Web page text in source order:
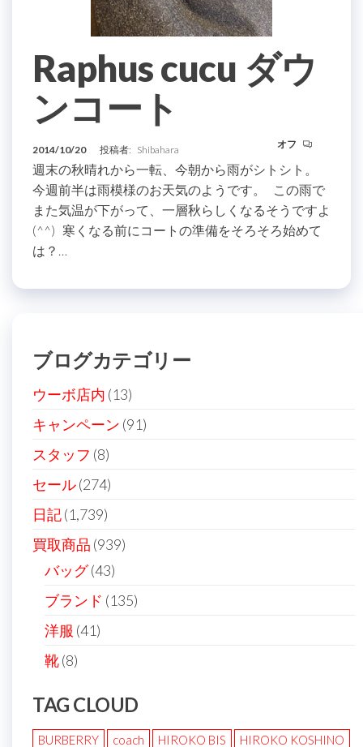
Raphus cucu ダウ
ンコート
2014/10/20 投稿者: Shibahara オフ
週末の秋晴れから一転、今朝から雨がシトシト。
今週前半は雨模様のお天気のようです。 この雨で
また気温が下がって、一層秋らしくなるそうですよ
(^^) 寒くなる前にコートの準備をそろそろ始めて
は？…
ブログカテゴリー
ウーボ店内 (13)
キャンペーン (91)
スタッフ (8)
セール(274)
日記(1,739)
買取商品 (939)
バッグ(43)
ブランド (135)
洋服 (41)
靴(8)
TAG CLOUD
BURBERRY coach HIROKO BIS HIROKO KOSHINO